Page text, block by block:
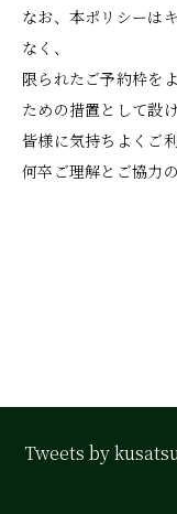
なお、本ポリシーは
なく、
限られたご予約枠を
ための措置として設
皆様に気持ちよくご
何卒ご理解とご協力
Tweets by